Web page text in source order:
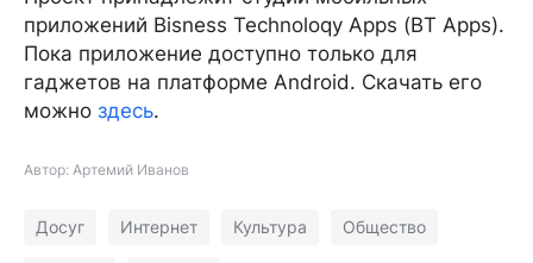
приложений Bisness Technoloqy Apps (BT Apps).
Пока приложение доступно только для
гаджетов на платформе Android. Скачать его
можно здесь.
Автор: Артемий Иванов
Досуг Интернет Культура Общество